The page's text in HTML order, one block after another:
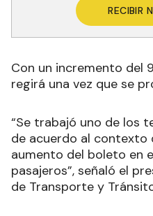
RECIBIR
Con un incremento del
regirá una vez que se
“Se trabajó uno de los
de acuerdo al contexto
aumento del boleto en
pasajeros”, señaló el
de Transporte y